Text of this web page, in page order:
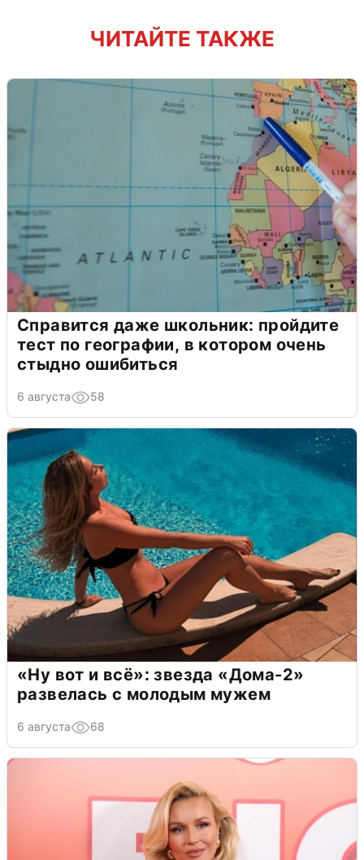
ЧИТАЙТЕ ТАКЖЕ
Справится даже школьник: пройдите
тест по географии, в котором очень
стыдно ошибиться
6 августа 58
«Ну вот и всё»: звезда «Дома-2»
развелась с молодым мужем
6 августа 68